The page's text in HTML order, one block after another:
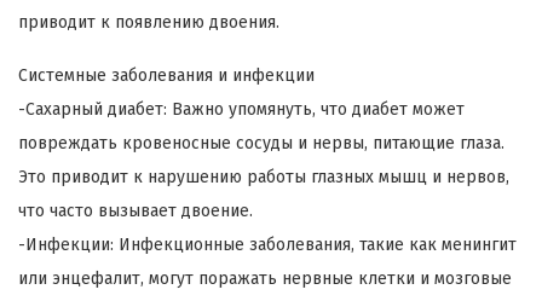
приводит к появлению двоения.
Системные заболевания и инфекции
-Сахарный диабет: Важно упомянуть, что диабет может
повреждать кровеносные сосуды и нервы, питающие глаза.
Это приводит к нарушению работы глазных мышц и нервов,
что часто вызывает двоение.
-Инфекции: Инфекционные заболевания, такие как менингит
или энцефалит, могут поражать нервные клетки и мозговые